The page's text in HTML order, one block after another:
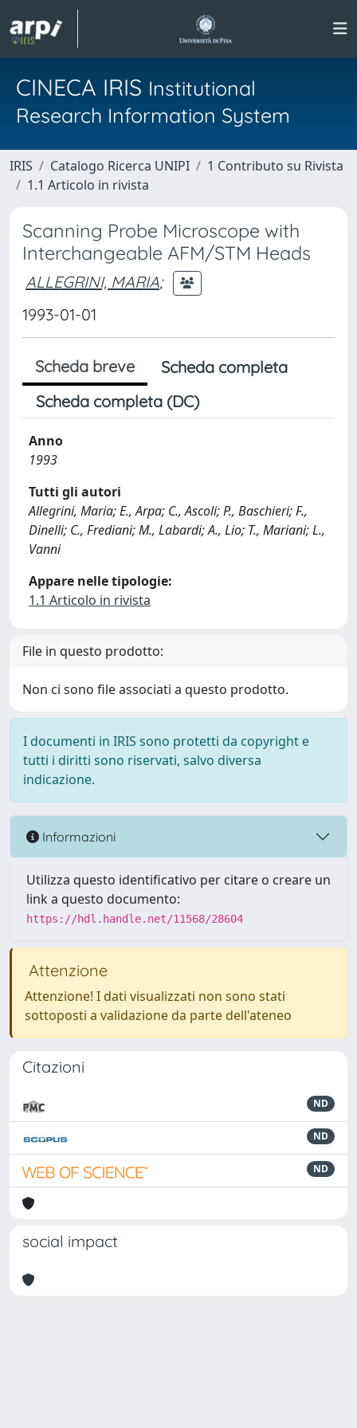
CINECA IRIS Institutional
Research Information System
IRIS Catalogo Ricerca UNIPI
1 Contributo su Rivista
1.1 Articolo in rivista
Scanning Probe Microscope with
Interchangeable AFM/STM Heads
ALLEGRINI, MARIA;
1993-01-01
Scheda breve
Scheda completa
Scheda completa (DC)
Anno
1993
Tutti gli autori
Allegrini, Maria; E., Arpa; C., Ascoli; P., Baschieri; F.,
Dinelli; C., Frediani; M., Labardi; A., Lio; T., Mariani; L.,
Vanni
Appare nelle tipologie:
1.1 Articolo in rivista
File in questo prodotto:
Non ci sono file associati a questo prodotto.
I documenti in IRIS sono protetti da copyright e
tutti i diritti sono riservati, salvo diversa
indicazione.
Informazioni
Utilizza questo identificativo per citare o creare un
link a questo documento:
https://hdl.handle.net/11568/28604
Attenzione
Attenzione! I dati visualizzati non sono stati
sottoposti a validazione da parte dell'ateneo
Citazioni
ND
ND
ND
social impact